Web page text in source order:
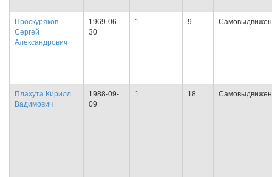
Проскуряков
Сергей
Александрович
1969-06-
30
1 9
Плахута Кирилл
Вадимович
1988-09-
09
1 18